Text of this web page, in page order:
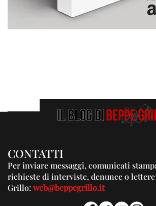
CONTATTI
Per inviare messaggi, comunicati
richieste di interviste, denunce o lettere
Grillo:web@beppegrillo.it